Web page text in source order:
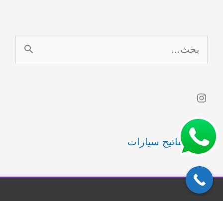
ل
ح
ث
ع
ن
:
Instagram
فني مفاتيح سيارات